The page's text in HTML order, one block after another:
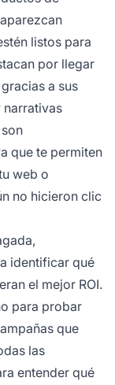
listos para
por llegar
a sus
narrativas
que te permiten
web o
no hicieron clic
identificar qué
el mejor ROI.
para probar
que
las
entender qué